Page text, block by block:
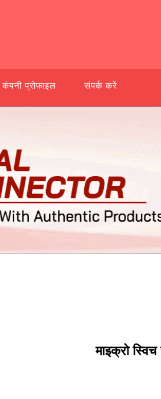
कंपनी प्रोफाइल संपर्क करें
माइक्रो स्विच